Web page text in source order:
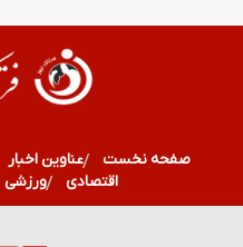
صفحه نخست عناوین اخبار
اقتصادی
ورزشی